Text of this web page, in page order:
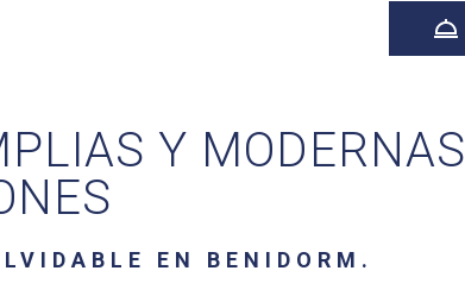
Y MODERNAS
EN BENIDORM.